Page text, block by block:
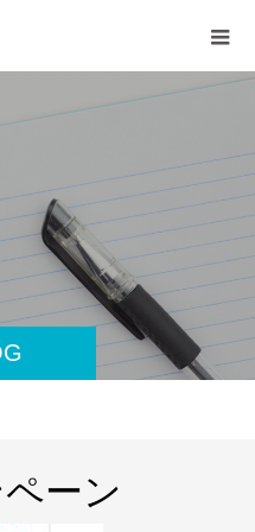
ーン